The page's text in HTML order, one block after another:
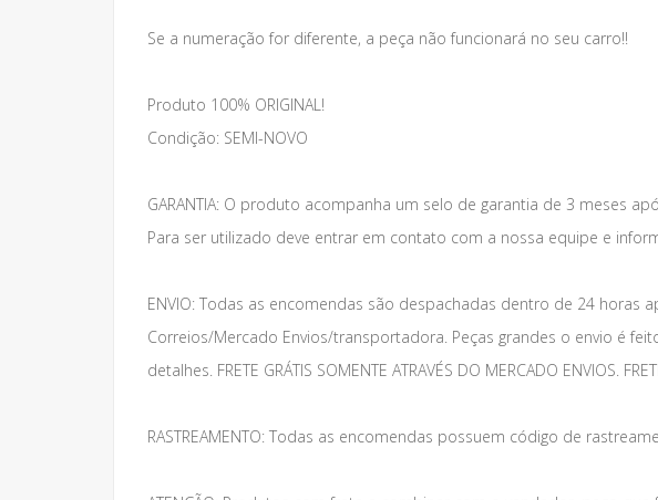
Se a numeração for diferente, a peça não funcionará no seu carro!!
Produto 100% ORIGINAL!
Condição: SEMI-NOVO
GARANTIA: O produto acompanha um selo de garantia de 3 meses
Para ser utilizado deve entrar em contato com a nossa equipe e
ENVIO: Todas as encomendas são despachadas dentro de 24
Correios/Mercado Envios/transportadora. Peças grandes o envio é
detalhes. FRETE GRÁTIS SOMENTE ATRAVÉS DO MERCADO ENVIOS.
RASTREAMENTO: Todas as encomendas possuem código de